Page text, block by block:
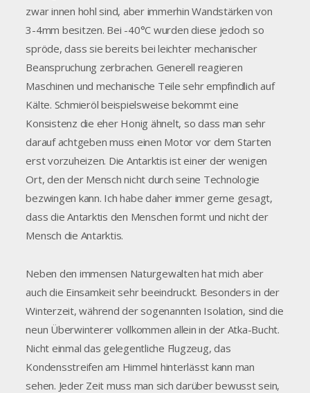
zwar innen hohl sind, aber immerhin Wandstärken von
3-4mm besitzen. Bei -40°C wurden diese jedoch so
spröde, dass sie bereits bei leichter mechanischer
Beanspruchung zerbrachen. Generell reagieren
Maschinen und mechanische Teile sehr empfindlich auf
Kälte. Schmieröl beispielsweise bekommt eine
Konsistenz die eher Honig ähnelt, so dass man sehr
darauf achtgeben muss einen Motor vor dem Starten
erst vorzuheizen. Die Antarktis ist einer der wenigen
Ort, den der Mensch nicht durch seine Technologie
bezwingen kann. Ich habe daher immer gerne gesagt,
dass die Antarktis den Menschen formt und nicht der
Mensch die Antarktis.
Neben den immensen Naturgewalten hat mich aber
auch die Einsamkeit sehr beeindruckt. Besonders in der
Winterzeit, während der sogenannten Isolation, sind die
neun Überwinterer vollkommen allein in der Atka-Bucht.
Nicht einmal das gelegentliche Flugzeug, das
Kondensstreifen am Himmel hinterlässt kann man
sehen. Jeder Zeit muss man sich darüber bewusst sein,